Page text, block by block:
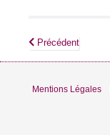
Article précédent :
Précédent
Mentions Légales